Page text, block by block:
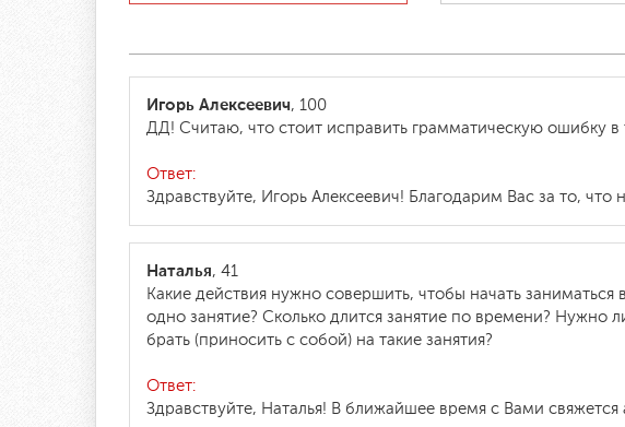
Игорь Алексеевич, 100
ДД! Считаю, что стоит исправить грамматическую ошибку в
Ответ:
Здравствуйте, Игорь Алексеевич! Благодарим Вас за то,
Наталья, 41
Какие действия нужно совершить, чтобы начать
одно занятие? Сколько длится занятие по времени? Нужно
брать (приносить с собой) на такие занятия?
Ответ:
Здравствуйте, Наталья! В ближайшее время с Вами